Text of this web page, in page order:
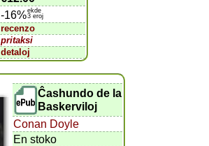
-16%ekde
3 eroj
recenzo
pritaksi
detaloj
Ĉashundo de la
Baskerviloj
Conan Doyle
En stoko